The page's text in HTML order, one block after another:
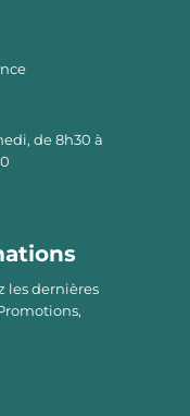
de 8h30 à
les dernières